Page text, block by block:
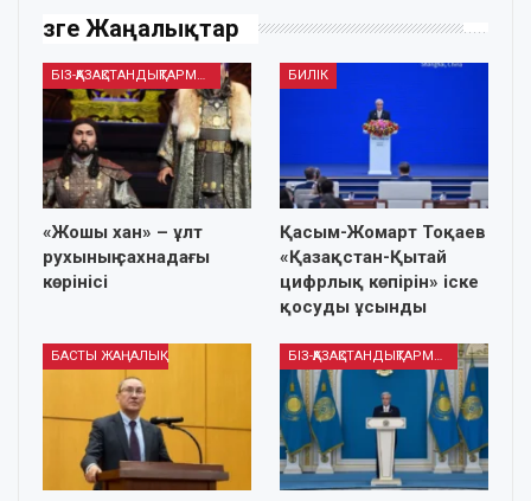
Өзге Жаңалықтар
БІЗ-ҚАЗАҚСТАНДЫҚТАРМЫЗ
«Жошы хан» – ұлт
рухының сахнадағы
көрінісі
БИЛІК
Қасым-Жомарт Тоқаев
«Қазақстан-Қытай
цифрлық көпірін» іске
қосуды ұсынды
БАСТЫ ЖАҢАЛЫҚ БІЗ-ҚАЗАҚСТАНДЫҚТАРМЫЗ